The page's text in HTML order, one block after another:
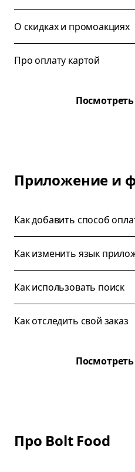
О скидках и промоакциях
Про оплату картой
Посмотреть
Приложение и
Как добавить способ
Как изменить язык
Как использовать поиск
Как отследить свой заказ
Посмотреть
Про Bolt Food